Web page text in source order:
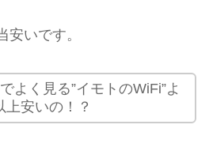
安いです。
よく見る”イモトのWiFi”よ
上安いの！？